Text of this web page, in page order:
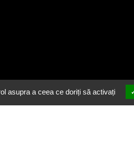
asupra a ceea ce doriți să activați